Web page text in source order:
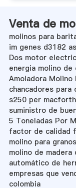
Venta de
molinos para
im genes d3182
Dos motor
energia molino de
Amoladora Molino
chancadores
s250 per
suministro de
5 Toneladas Por
factor de calidad
molino para
molino de madera
automático de
empresas que
colombia